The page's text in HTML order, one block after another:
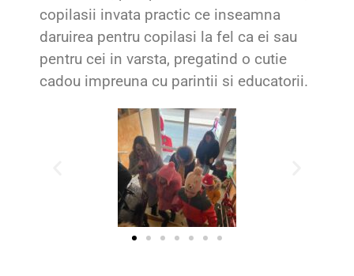
copilasii invata practic ce inseamna
daruirea pentru copilasi la fel ca ei sau
pentru cei in varsta, pregatind o cutie
cadou impreuna cu parintii si educatorii.